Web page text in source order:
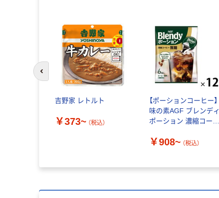
吉野家 レトルト
￥373~ （税込）
【ポーションコーヒー】
味の素AGF ブレンディ
ポーション 濃縮コーヒ
￥908~ （税込）
前のスライドへ